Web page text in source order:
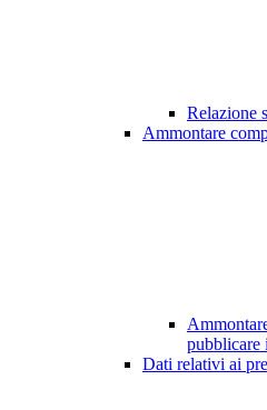
Relazione
Ammontare
pubblicare
Dati relativi ai